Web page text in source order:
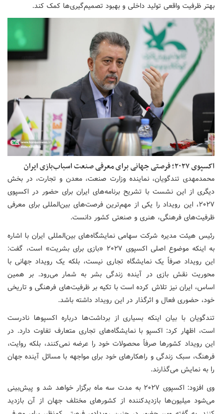
بهتر ظرفیت واقعی تولید داخلی و بهبود تصمیم‌گیری‌ها کمک کند.
اکسپوی ۲۰۲۷؛ فرصتی جهانی برای معرفی صنعت اسباب‌بازی ایران
محمدمهدی تندگویان، نماینده وزارت صنعت، معدن و تجارت، در بخش
دیگری از این نشست با تشریح برنامه‌های ایران برای حضور در اکسپوی
۲۰۲۷، این رویداد را یکی از مهم‌ترین فرصت‌های بین‌المللی برای معرفی
ظرفیت‌های فرهنگی، هنری و صنعتی کشور دانست.
رئیس هیئت مدیره شرکت سهامی نمایشگاه‌های بین‌المللی ایران با اشاره
به اینکه موضوع اصلی اکسپوی ۲۰۲۷ «بازی برای بشریت» است، گفت:
این رویداد صرفاً یک نمایشگاه تجاری نیست، بلکه یک رویداد جهانی با
محوریت نقش بازی در آینده زندگی بشر به شمار می‌رود. بر همین
اساس، ایران نیز تلاش کرده است با تکیه بر ظرفیت‌های فرهنگی و تاریخی
خود، حضوری فعال و اثرگذار در این رویداد داشته باشد.
تندگویان با بیان اینکه بسیاری از برداشت‌ها درباره اکسپوها نادرست
است، اظهار کرد: اکسپو با نمایشگاه‌های تجاری متعارف تفاوت دارد. در
این رویداد کشورها صرفاً محصولات خود را عرضه نمی‌کنند، بلکه روایت،
فرهنگ، سبک زندگی و راهکارهای خود برای مواجهه با مسائل آینده جهان
را به نمایش می‌گذارند.
وی افزود: اکسپوی ۲۰۲۷ به مدت سه ماه برگزار خواهد شد و پیش‌بینی
می‌شود میلیون‌ها بازدیدکننده از کشورهای مختلف جهان از آن بازدید